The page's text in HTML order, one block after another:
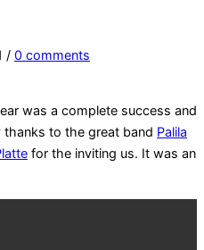
/ 0 comments
was a complete success and
thanks to the great band Palila
for the inviting us. It was an